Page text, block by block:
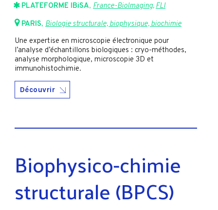
PLATEFORME IBiSA, France-BioImaging,FLI
PARIS, Biologie structurale, biophysique, biochimie
Une expertise en microscopie électronique pour
l’analyse d’échantillons biologiques : cryo-méthodes,
analyse morphologique, microscopie 3D et
immunohistochimie.
Découvrir
Biophysico-chimie
structurale (BPCS)